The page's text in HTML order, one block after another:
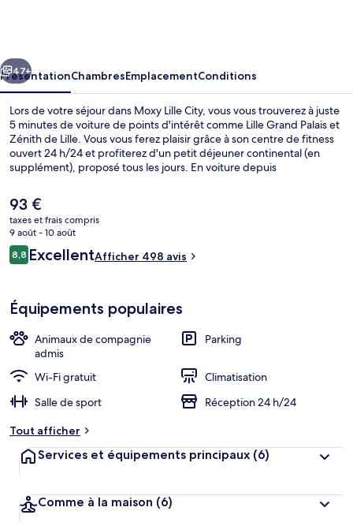
Suivant
47+
PrésentationChambresEmplacementConditions
Lors de votre séjour dans Moxy Lille City, vous vous trouverez à juste
5 minutes de voiture de points d'intérêt comme Lille Grand Palais et
Zénith de Lille. Vous vous ferez plaisir grâce à son centre de fitness
ouvert 24 h/24 et profiterez d'un petit déjeuner continental (en
supplément), proposé tous les jours. En voiture depuis
Citadelle de Lille et Grand'Place de Lille. Les autres voyageurs
adorent le personnel attentionné. Les transports publics se situent à
une courte distance à pied : Station de métro République - Beaux-
Arts est à 8 min et Station de métro Gambetta, à 11 min.
Le
prix
actuel
est
de
93 €
taxes et frais compris
9 août - 10 août
Avis
voyageurs
8,88,8 sur 10
ExcellentAfficher 498 avis
Équipements populaires
Animaux de compagnie
admis
Parking
Wi-Fi gratuit
Climatisation
Salle de sport
Réception 24 h/24
Tout afficher
Services et équipements principaux (6)
Comme à la maison (6)